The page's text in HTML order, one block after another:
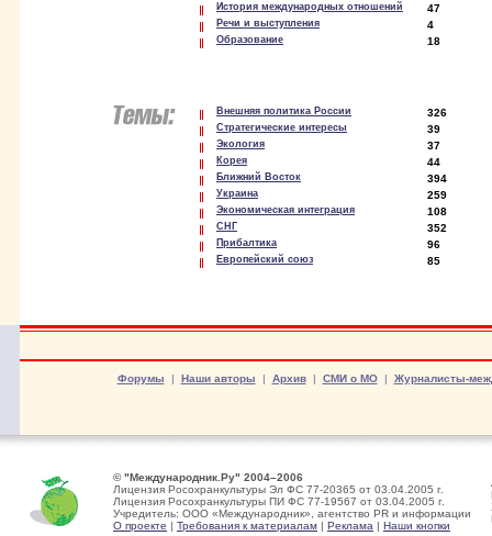
История международных отношений 47
Речи и выступления 4
Образование 18
Внешняя политика России 326
Стратегические интересы 39
Экология 37
Корея 44
Ближний Восток 394
Украина 259
Экономическая интеграция 108
СНГ 352
Прибалтика 96
Европейский союз 85
Форумы | Наши авторы | Архив| СМИ о МО| Журналисты-
© "Международник.Ру" 2004–2006
Лицензия Росохранкультуры Эл ФС 77-20365 от 03.04.2005 г.
Лицензия Росохранкультуры ПИ ФС 77-19567 от 03.04.2005 г.
Учредитель: ООО «Международник», агентство PR и информации
О проекте | Требования к материалам | Реклама | Наши кнопки